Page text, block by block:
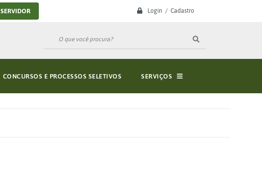
Login / Cadastro
SERVIDOR
CONCURSOS E PROCESSOS SELETIVOS SERVIÇOS